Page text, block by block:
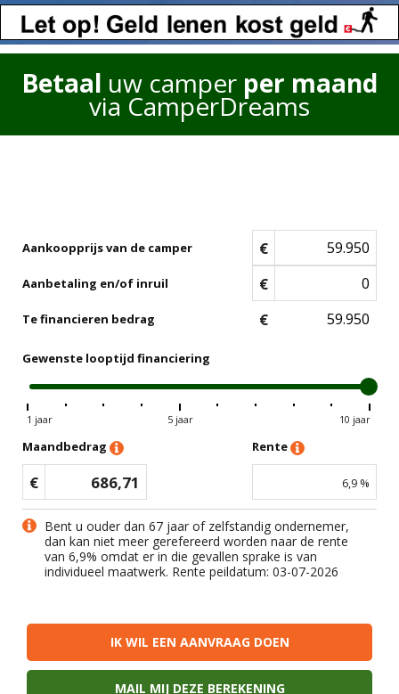
Betaal uw camper per maand
via CamperDreams
Aankoopprijs van de camper €
Aanbetaling en/of inruil €
Te financieren bedrag €
Gewenste looptijd financiering
1 jaar 5 jaar 10 jaar
Maandbedrag
€ 686,71
Rente
6,9 %
Bent u ouder dan 67 jaar of zelfstandig ondernemer,
dan kan niet meer gerefereerd worden naar de rente
van 6,9% omdat er in die gevallen sprake is van
individueel maatwerk. Rente peildatum: 03-07-2026
IK WIL EEN AANVRAAG DOEN
MAIL MIJ DEZE BEREKENING